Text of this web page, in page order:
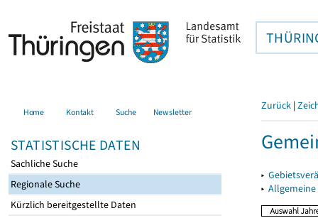
Home Kontakt Suche Newsletter
STATISTISCHE DATEN
Sachliche Suche
Regionale Suche
Kürzlich bereitgestellte Daten
Zurück |
▸
▸